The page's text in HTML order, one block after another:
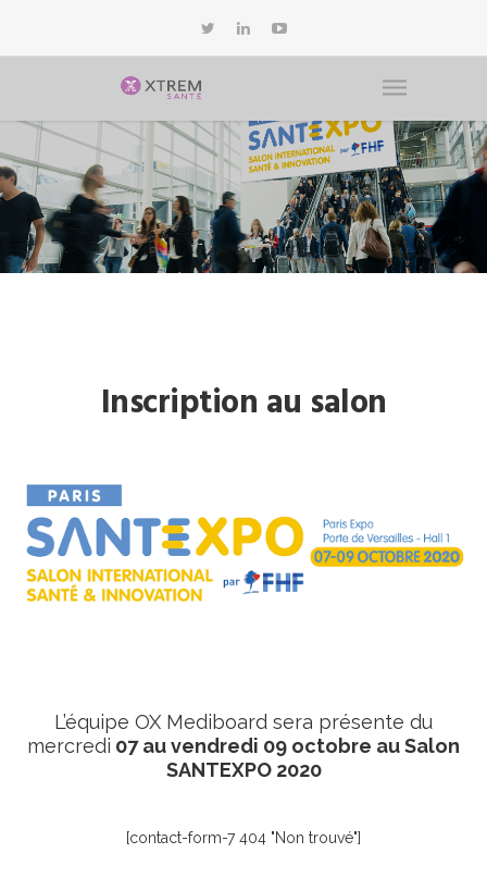
Inscription au salon
L’équipe OX Mediboard sera présente du
mercredi 07 au vendredi 09 octobre au Salon
SANTEXPO 2020
[contact-form-7 404 "Non trouvé"]